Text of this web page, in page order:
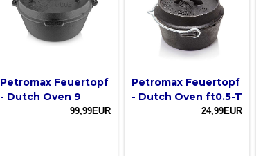
Petromax Feuertopf
- Dutch Oven 9
99,99EUR
Petromax Feuertopf
- Dutch Oven ft0.5-T
24,99EUR